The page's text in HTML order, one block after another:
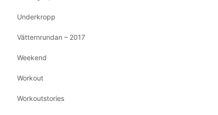
Underkropp
Vätternrundan – 2017
Weekend
Workout
Workoutstories